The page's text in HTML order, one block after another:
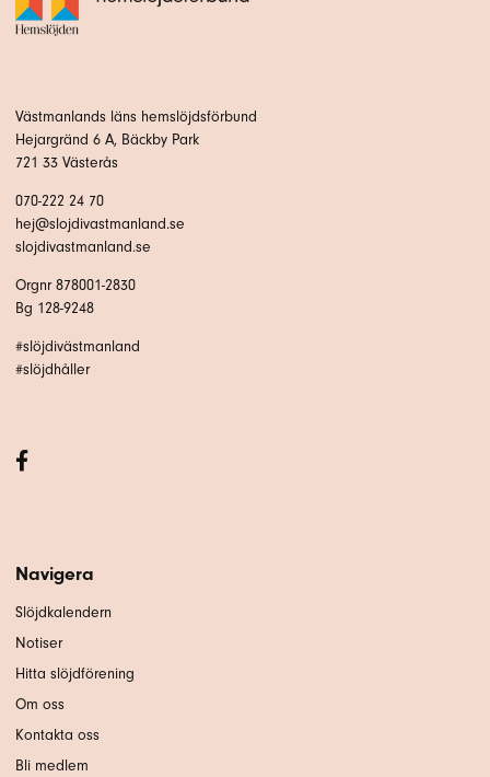
Västmanlands läns hemslöjdsförbund
Hejargränd 6 A, Bäckby Park
721 33 Västerås
070-222 24 70
hej@slojdivastmanland.se
slojdivastmanland.se
Orgnr 878001-2830
Bg 128-9248
#slöjdivästmanland
#slöjdhåller
Navigera
Slöjdkalendern
Notiser
Hitta slöjdförening
Om oss
Kontakta oss
Bli medlem